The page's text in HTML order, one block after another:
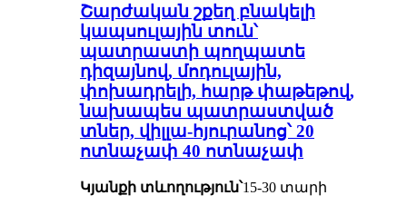
Շարժական շքեղ բնակելի
կապսուլային տուն՝
պատրաստի պողպատե
դիզայնով, մոդուլային,
փոխադրելի, հարթ փաթեթով,
նախապես պատրաստված
տներ, վիլլա-հյուրանոց՝ 20
ոտնաչափ 40 ոտնաչափ
Կյանքի տևողություն՝15-30 տարի